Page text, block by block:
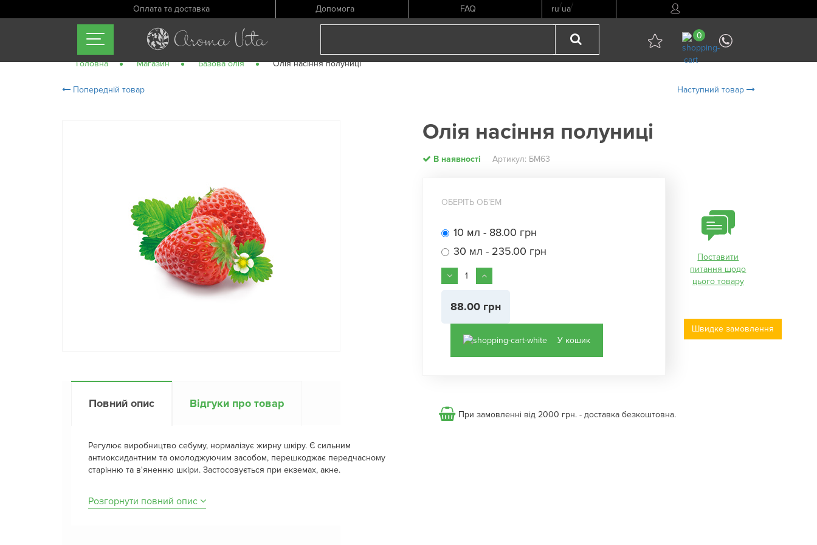
Оплата та доставка Допомога FAQ ru/ua/
0
Головна Магазин Базова олія Олія насіння полуниці
Попередній товар Наступний товар
Повний опис Відгуки про товар
Регулює виробництво себуму, нормалізує жирну шкіру. Є сильним
антиоксидантним та омолоджуючим засобом, перешкоджає передчасному
старінню та в'яненню шкіри. Застосовується при екземах, акне.
Розгорнути повний опис
Олія насіння полуниці
В наявності Артикул: БМ63
ОБЕРІТЬ ОБʼЕМ
10 мл - 88.00 грн
30 мл - 235.00 грн
88.00 грн
У кошик
Поставити
питання щодо
цього товару
Швидке замовлення
При замовленні від 2000 грн. - доставка безкоштовна.